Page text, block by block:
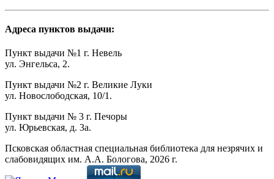
Адреса пунктов выдачи:
Пункт выдачи №1 г. Невель
ул. Энгельса, 2.
Пункт выдачи №2 г. Великие Луки
ул. Новослободская, 10/1.
Пункт выдачи № 3 г. Печоры
ул. Юрьевская, д. 3а.
Псковская областная специальная библиотека для незрячих и
слабовидящих им. А.А. Бологова, 2026 г.